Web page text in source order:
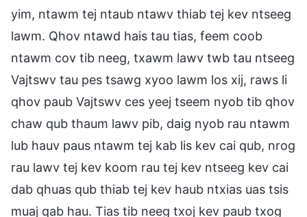
yim, ntawm tej ntaub ntawv thiab tej kev ntseeg
lawm. Qhov ntawd hais tau tias, feem coob
ntawm cov tib neeg, txawm lawv twb tau ntseeg
Vajtswv tau pes tsawg xyoo lawm los xij, raws li
qhov paub Vajtswv ces yeej tseem nyob tib qhov
chaw qub thaum lawv pib, daig nyob rau ntawm
lub hauv paus ntawm tej kab lis kev cai qub, nrog
rau lawv tej kev koom rau tej kev ntseeg kev cai
dab qhuas qub thiab tej kev haub ntxias uas tsis
muaj qab hau. Tias tib neeg txoj kev paub txog